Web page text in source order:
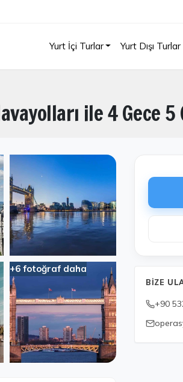
Yurt İçi Turlar Yurt Dışı Turlar
ile 4 Gece 5
+6 fotoğraf daha
BIZE
+90